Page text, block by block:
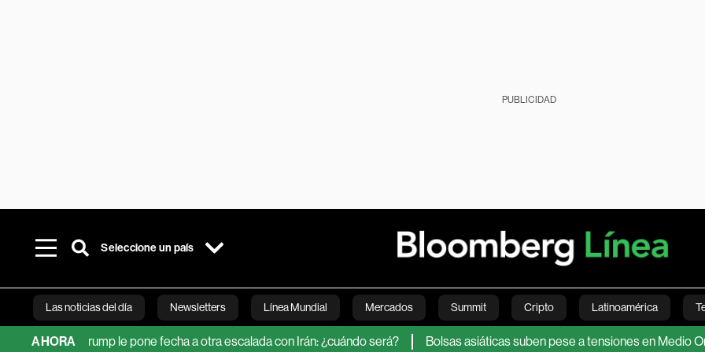
PUBLICIDAD
Seleccione un país
Las noticias del día Newsletters Línea Mundial Mercados Summit Cripto Latinoamérica
Bloomberg Green Economía Estilo de vida Mundo Videos
AHORA
de Trump le pone fecha a otra escalada con Irán: ¿cuándo será? Bolsas asiáticas suben pese a tensiones en Medio Oriente